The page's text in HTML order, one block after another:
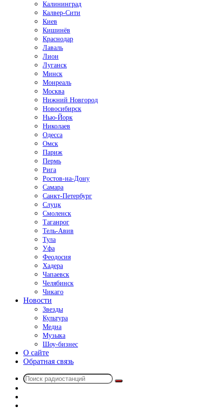
Калининград
Калвер-Сити
Киев
Кишинёв
Краснодар
Лаваль
Лион
Луганск
Минск
Монреаль
Москва
Нижний Новгород
Новосибирск
Нью-Йорк
Николаев
Одесса
Омск
Париж
Пермь
Рига
Ростов-на-Дону
Самара
Санкт-Петербург
Слуцк
Смоленск
Таганрог
Тель-Авив
Тула
Уфа
Феодосия
Хадера
Чапаевск
Челябинск
Чикаго
Новости
Звезды
Культура
Медиа
Музыка
Шоу-бизнес
О сайте
Обратная связь
Поиск